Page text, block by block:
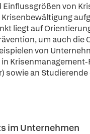
von
liegt auf
um auch die
von
Krisenmanagement-
sowie an Studierende
im Unternehmen